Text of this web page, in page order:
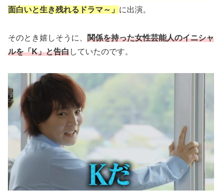
面白いと生き残れるドラマ～」 に出演。
そのとき嬉しそうに、 関係を持った女性芸能人のイニシャ
ルを「K」と告白していたのです。